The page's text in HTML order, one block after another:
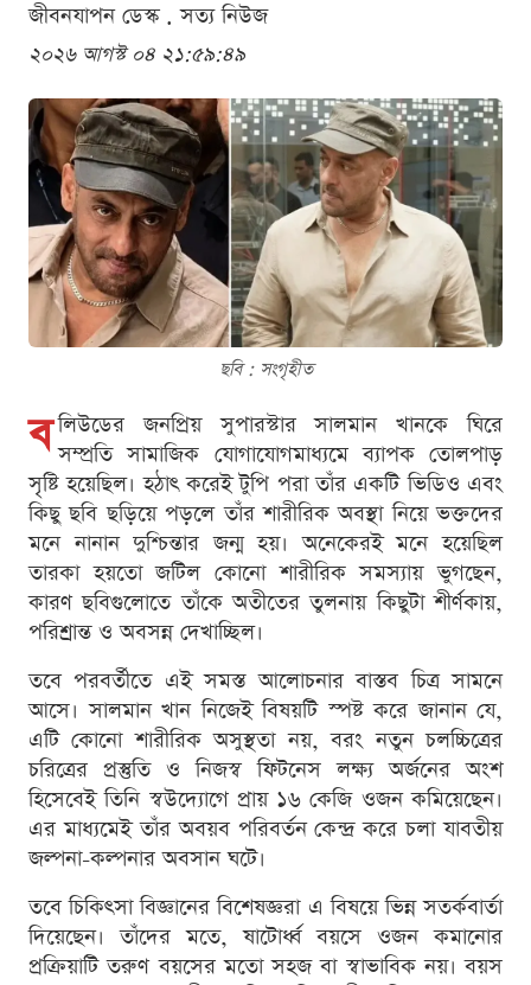
জীবনযাপন ডেস্ক . সত্য নিউজ
২০২৬ আগস্ট ০৪ ২১:৫৯:৪৯
ছবি : সংগৃহীত
ব লিউডের জনপ্রিয় সুপারস্টার সালমান খানকে ঘিরে
সম্প্রতি সামাজিক যোগাযোগমাধ্যমে ব্যাপক তোলপাড়
সৃষ্টি হয়েছিল। হঠাৎ করেই টুপি পরা তাঁর একটি ভিডিও এবং
কিছু ছবি ছড়িয়ে পড়লে তাঁর শারীরিক অবস্থা নিয়ে ভক্তদের
মনে নানান দুশ্চিন্তার জন্ম হয়। অনেকেরই মনে হয়েছিল
তারকা হয়তো জটিল কোনো শারীরিক সমস্যায় ভুগছেন,
কারণ ছবিগুলোতে তাঁকে অতীতের তুলনায় কিছুটা শীর্ণকায়,
পরিশ্রান্ত ও অবসন্ন দেখাচ্ছিল।
তবে পরবর্তীতে এই সমস্ত আলোচনার বাস্তব চিত্র সামনে
আসে। সালমান খান নিজেই বিষয়টি স্পষ্ট করে জানান যে,
এটি কোনো শারীরিক অসুস্থতা নয়, বরং নতুন চলচ্চিত্রের
চরিত্রের প্রস্তুতি ও নিজস্ব ফিটনেস লক্ষ্য অর্জনের অংশ
হিসেবেই তিনি স্বউদ্যোগে প্রায় ১৬ কেজি ওজন কমিয়েছেন।
এর মাধ্যমেই তাঁর অবয়ব পরিবর্তন কেন্দ্র করে চলা যাবতীয়
জল্পনা-কল্পনার অবসান ঘটে।
তবে চিকিৎসা বিজ্ঞানের বিশেষজ্ঞরা এ বিষয়ে ভিন্ন সতর্কবার্তা
দিয়েছেন। তাঁদের মতে, ষাটোর্ধ্ব বয়সে ওজন কমানোর
প্রক্রিয়াটি তরুণ বয়সের মতো সহজ বা স্বাভাবিক নয়। বয়স